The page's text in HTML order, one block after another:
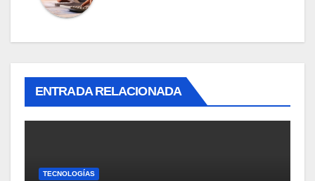
ENTRADA RELACIONADA
TECNOLOGÍAS